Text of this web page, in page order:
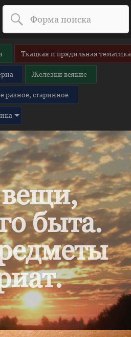
Ткацкая и прядильная тематика
Железки всякие
разное, старинное
вещи,
быта.